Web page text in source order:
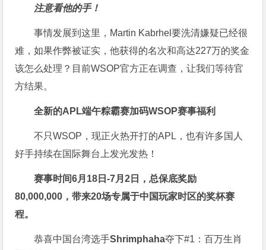
注意看他的手！
事情发展到这里，Martin Kabrhel要洗清嫌疑已经很
难，如果作弊被证实，他获得的名次和高达227万的奖金
该怎么处理？目前WSOP官方正在调查，让我们等待官
方结果。
全新的APL端午粽霸赛加码WSOP赛事福利
不只WSOP，现正火热开打的APL，也有许多国人
好手持续在国际舞台上发光发热！
赛事时间6月18日-7月2日， 总保底奖励
80,000,000 ，带来20场专属于中国玩家时区的奖杯赛
程。
恭喜中国台湾选手Shrimphaha夺下#1：百万生肖